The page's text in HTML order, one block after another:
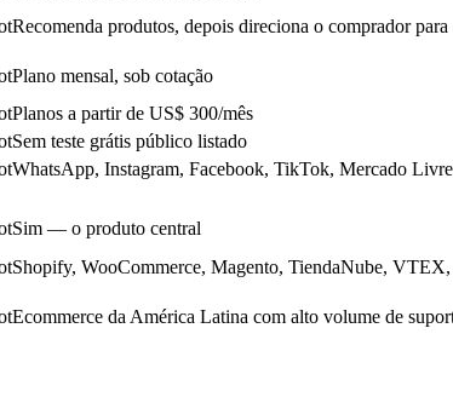
Recomenda produtos, depois direciona o comprador para
Plano mensal, sob cotação
Planos a partir de US$ 300/mês
Sem teste grátis público listado
WhatsApp, Instagram, Facebook, TikTok, Mercado
Sim — o produto central
Shopify, WooCommerce, Magento, TiendaNube, VTEX,
Ecommerce da América Latina com alto volume de